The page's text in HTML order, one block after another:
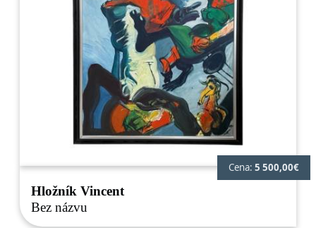
Cena: 5 500,00€
Hložník Vincent
Bez názvu